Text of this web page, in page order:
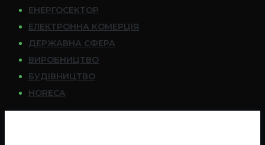
ЕНЕРГОСЕКТОР
ЕЛЕКТРОННА КОМЕРЦІЯ
ДЕРЖАВНА СФЕРА
ВИРОБНИЦТВО
БУДІВНИЦТВО
HORECA